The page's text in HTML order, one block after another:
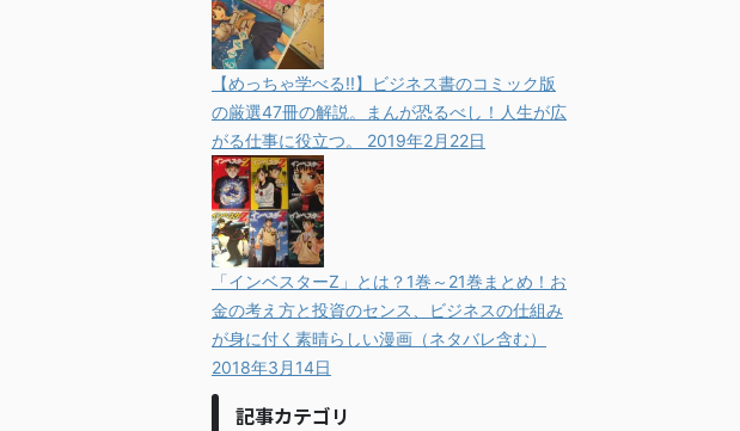
【めっちゃ学べる!!】ビジネス書のコミック版
の厳選47冊の解説。まんが恐るべし！人生が広
がる仕事に役立つ。 2019年2月22日
「インベスターZ」とは？1巻～21巻まとめ！お
金の考え方と投資のセンス、ビジネスの仕組み
が身に付く素晴らしい漫画（ネタバレ含む）
2018年3月14日
記事カテゴリ